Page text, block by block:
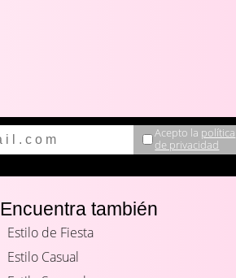
Acepto la política
de privacidad
Encuentra también
Estilo de Fiesta
Estilo Casual